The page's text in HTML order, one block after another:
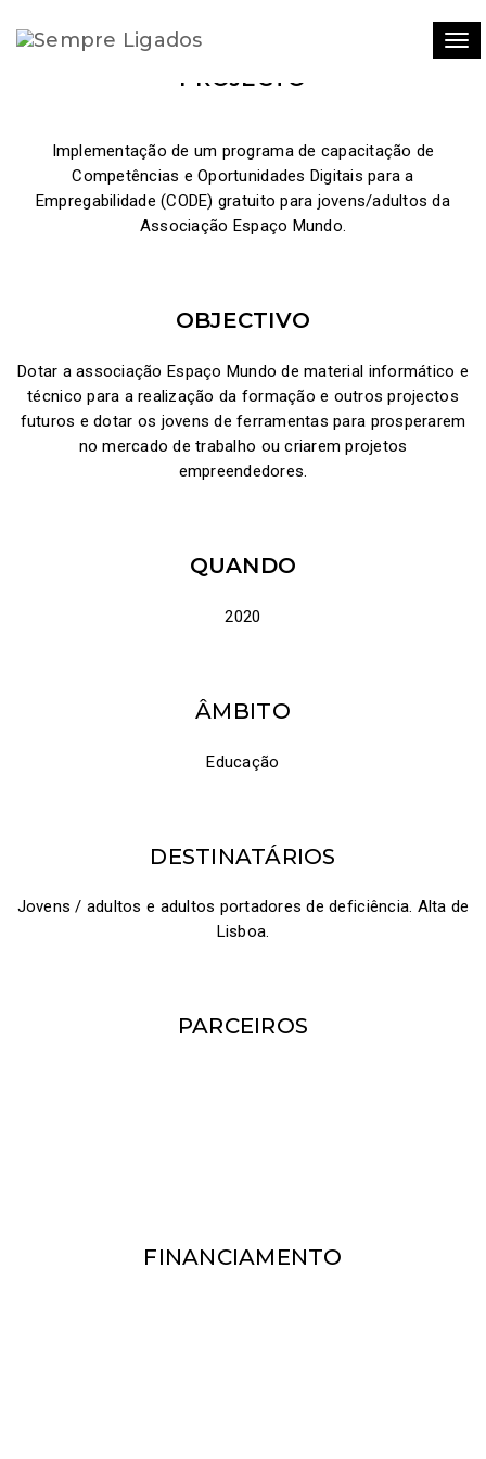
PROJECTO
Implementação de um programa de capacitação de
Competências e Oportunidades Digitais para a
Empregabilidade (CODE) gratuito para jovens/adultos da
Associação Espaço Mundo.
OBJECTIVO
Dotar a associação Espaço Mundo de material informático e
técnico para a realização da formação e outros projectos
futuros e dotar os jovens de ferramentas para prosperarem
no mercado de trabalho ou criarem projetos
empreendedores.
QUANDO
2020
ÂMBITO
Educação
DESTINATÁRIOS
Jovens / adultos e adultos portadores de deficiência. Alta de
Lisboa.
PARCEIROS
FINANCIAMENTO